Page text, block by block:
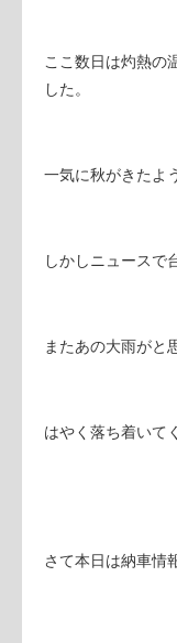
ここ数日は灼熱の
した。
一気に秋がきたよ
しかしニュースで
またあの大雨がと
はやく落ち着いて
さて本日は納車情